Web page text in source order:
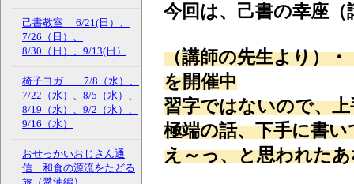
己書教室 6/21(日）、
7/26（日）、
8/30（日）、9/13(日）
椅子ヨガ 7/8（水）、
7/22（水）、8/5（水）、
8/19（水）、9/2（水）、
9/16（水）
おせっかいおじさん通
信 和食の源流をたどる
今回は、己書の幸座（
（講師の先生より）
を開催中
習字ではないので、
極端の話、下手に書
え～っ、と思われた